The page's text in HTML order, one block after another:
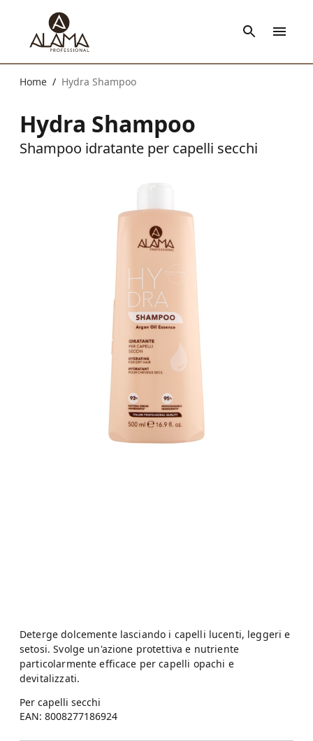
Home / Hydra Shampoo
Hydra Shampoo
Shampoo idratante per capelli secchi
Deterge dolcemente lasciando i capelli lucenti, leggeri e
setosi. Svolge un'azione protettiva e nutriente
particolarmente efficace per capelli opachi e
devitalizzati.
Per capelli secchi
EAN: 8008277186924